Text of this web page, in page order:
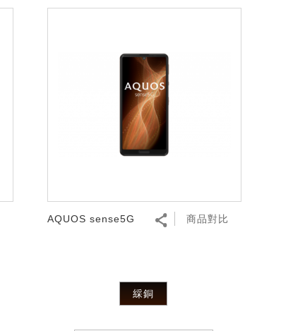
AQUOS sense5G 商品對比
綵銅